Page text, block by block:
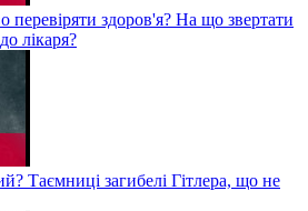
перевіряти здоров'я? На що звертати
лікаря?
Таємниці загибелі Гітлера, що не